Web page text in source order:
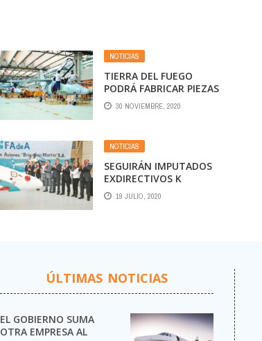
NOTICIAS
TIERRA DEL FUEGO
PODRÁ FABRICAR PIEZAS
DE AVIONES
30 NOVIEMBRE, 2020
NOTICIAS
SEGUIRÁN IMPUTADOS
EXDIRECTIVOS K
DE FADEA POR
ADMINISTRACIÓN
19 JULIO, 2020
ÚLTIMAS NOTICIAS
EL GOBIERNO SUMA
OTRA EMPRESA AL